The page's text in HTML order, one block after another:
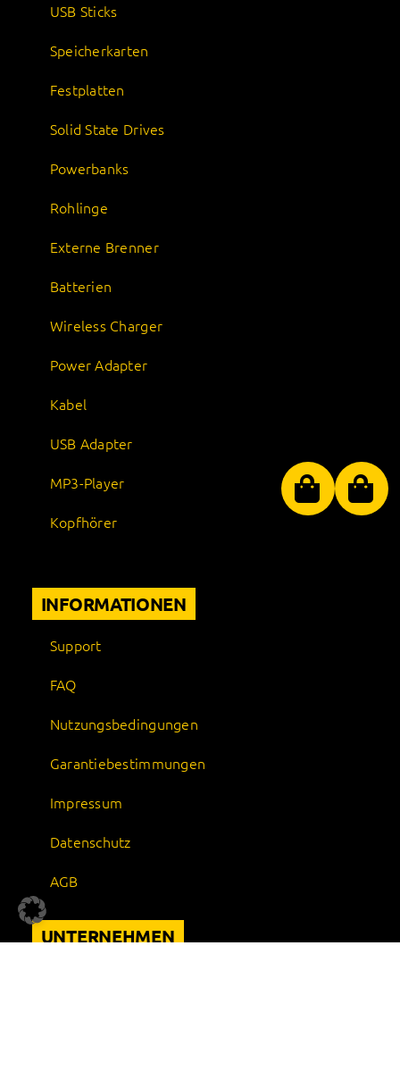
USB Sticks
Speicherkarten
Festplatten
Solid State Drives
Powerbanks
Rohlinge
Externe Brenner
Batterien
Wireless Charger
Power Adapter
Kabel
USB Adapter
MP3-Player
Kopfhörer
INFORMATIONEN
Support
FAQ
Nutzungsbedingungen
Garantiebestimmungen
Impressum
Datenschutz
AGB
UNTERNEHMEN